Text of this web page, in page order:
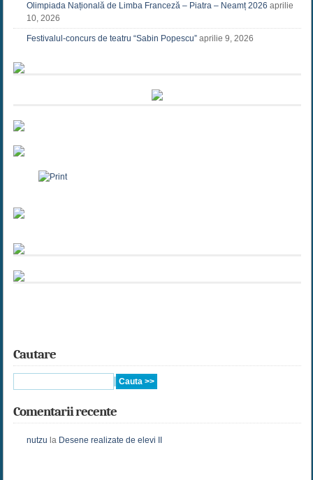
Olimpiada Națională de Limba Franceză – Piatra – Neamț 2026 aprilie
10, 2026
Festivalul-concurs de teatru “Sabin Popescu” aprilie 9, 2026
Cautare
Comentarii recente
nutzu la Desene realizate de elevi II